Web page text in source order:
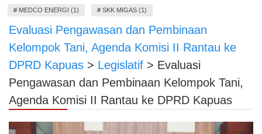
# MEDCO ENERGI (1) # SKK MIGAS (1)
Evaluasi Pengawasan dan Pembinaan
Kelompok Tani, Agenda Komisi II Rantau ke
DPRD Kapuas > Legislatif > Evaluasi
Pengawasan dan Pembinaan Kelompok Tani,
Agenda Komisi II Rantau ke DPRD Kapuas